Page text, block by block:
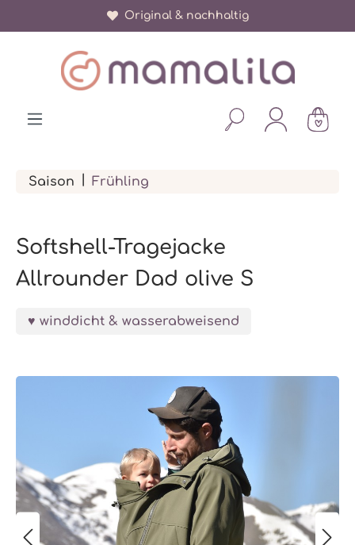
Original & nachhaltig
Saison Frühling
Softshell-Tragejacke
Allrounder Dad olive S
winddicht & wasserabweisend
Bildergalerie überspringen